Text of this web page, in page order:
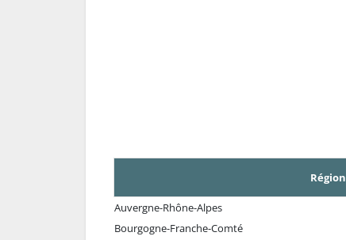
Région
Auvergne-Rhône-Alpes
Bourgogne-Franche-Comté